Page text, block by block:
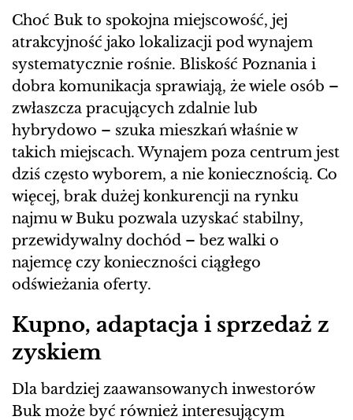
Choć Buk to spokojna miejscowość, jej
atrakcyjność jako lokalizacji pod wynajem
systematycznie rośnie. Bliskość Poznania i
dobra komunikacja sprawiają, że wiele osób –
zwłaszcza pracujących zdalnie lub
hybrydowo – szuka mieszkań właśnie w
takich miejscach. Wynajem poza centrum jest
dziś często wyborem, a nie koniecznością. Co
więcej, brak dużej konkurencji na rynku
najmu w Buku pozwala uzyskać stabilny,
przewidywalny dochód – bez walki o
najemcę czy konieczności ciągłego
odświeżania oferty.
Kupno, adaptacja i sprzedaż z
zyskiem
Dla bardziej zaawansowanych inwestorów
Buk może być również interesującym